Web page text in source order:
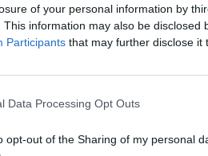
of your personal information by
This information may also be disclosed
Participants that may further disclose it
Data Processing Opt Outs
opt-out of the Sharing of my personal
ένα story και έναν
vibes στους
ότι είναι full στα
Daisuke στη Γη ως